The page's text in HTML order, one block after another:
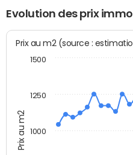
Evolution des prix
Prix au m2
Prix au m2 (source :
1000
1250
1500